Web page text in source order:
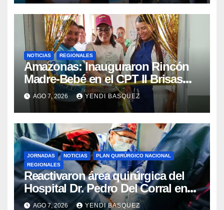
NOTICIAS REGIONALES
​Amazonas: Inauguraron Rincón
Madre-Bebé en el CPT II Brisas
del Aeropuerto ​Inauguraron
Rincón
AGO 7, 2026 YENDI BASQUEZ
JORNADAS NOTICIAS
PLAN QUIRÚRGICO NACIONAL
REGIONALES
Reactivaron área quirúrgica del
Hospital Dr. Pedro Del Corral en
Guárico
AGO 7, 2026 YENDI BASQUEZ